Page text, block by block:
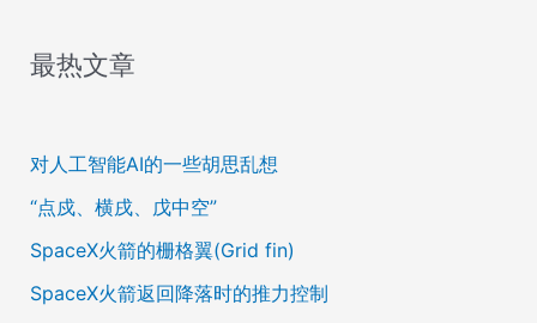
最热文章
对人工智能AI的一些胡思乱想
“点戍、横戌、戊中空”
SpaceX火箭的栅格翼(Grid fin)
SpaceX火箭返回降落时的推力控制